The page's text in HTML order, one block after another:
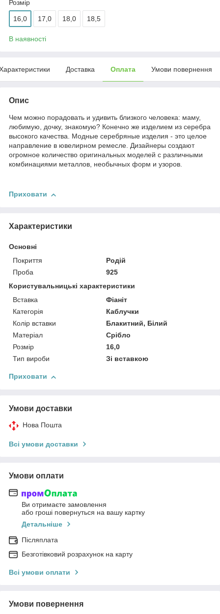
Розмір
16,0 17,0 18,0 18,5
В наявності
Доставка Оплата Умови повернення
Опис
Чем можно порадовать и удивить близкого человека: маму,
любимую, дочку, знакомую? Конечно же изделием из серебра
высокого качества. Модные серебряные изделия - это целое
направление в ювелирном ремесле. Дизайнеры создают
огромное количество оригинальных моделей с различными
комбинациями металлов, необычных форм и узоров.
Приховати
Характеристики
Основні
Покриття
Родій
Проба
925
Користувальницькі характеристики
Вставка
Фіаніт
Категорія
Каблучки
Колір вставки
Блакитний, Білий
Матеріал
Срібло
Розмір
16,0
Тип вироби
Зі вставкою
Приховати
Умови доставки
Нова Пошта
Всі умови доставки
Умови оплати
Ви отримаєте замовлення
або гроші повернуться на вашу картку
Детальніше
Післяплата
Безготівковий розрахунок на карту
Всі умови оплати
Умови повернення